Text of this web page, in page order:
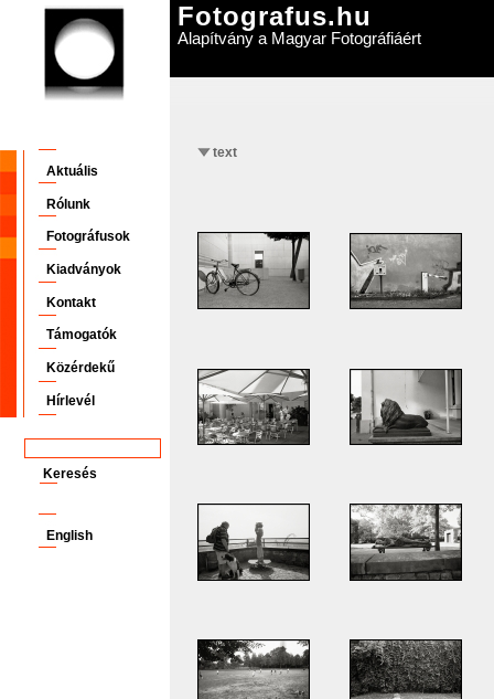
Fotografus.hu
Alapítvány a Magyar Fotográfiáért
Aktuális
Rólunk
Fotográfusok
Kiadványok
Kontakt
Támogatók
Közérdekű
Hírlevél
English
text